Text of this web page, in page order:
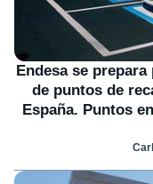
Endesa se
de puntos de
España. Puntos